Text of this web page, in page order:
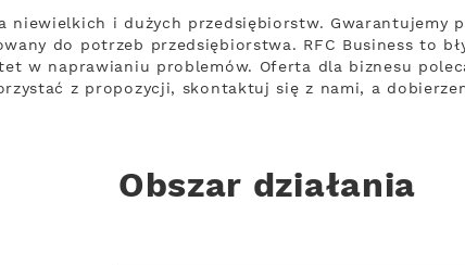
niewielkich i dużych przedsiębiorstw. Gwarantujemy
do potrzeb przedsiębiorstwa. RFC Business to
w naprawianiu problemów. Oferta dla biznesu
z propozycji, skontaktuj się z nami, a
Obszar działania